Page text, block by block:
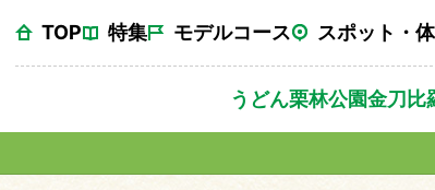
TOP 特集 モデルコース スポット・
うどん栗林公園金刀比